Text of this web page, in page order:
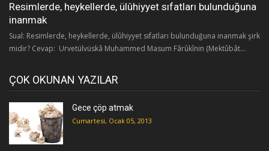
Resimlerde, heykellerde, ülûhiyyet sıfatları bulunduğuna
inanmak
Sual: Resimlerde, heykellerde, ülûhiyyet sıfatları bulunduğuna inanmak şirk
midir? Cevap: Urvetülvüskâ Muhammed Masum Fârûkînin (Mektûbât...
ÇOK OKUNAN YAZILAR
Gece çöp atmak
Cumartesi, Ocak 05, 2013